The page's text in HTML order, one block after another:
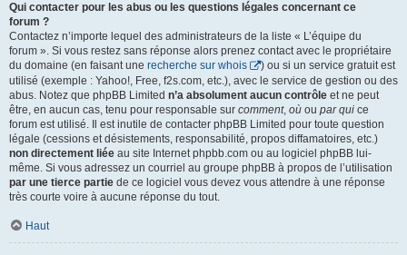
Qui contacter pour les abus ou les questions légales concernant ce
forum ?
Contactez n’importe lequel des administrateurs de la liste « L’équipe du
forum ». Si vous restez sans réponse alors prenez contact avec le propriétaire
du domaine (en faisant une recherche sur whois
) ou si un service gratuit est
utilisé (exemple : Yahoo!, Free, f2s.com, etc.), avec le service de gestion ou des
abus. Notez que phpBB Limited n’a absolument aucun contrôle et ne peut
être, en aucun cas, tenu pour responsable sur comment, où ou par qui ce
forum est utilisé. Il est inutile de contacter phpBB Limited pour toute question
légale (cessions et désistements, responsabilité, propos diffamatoires, etc.)
non directement liée au site Internet phpbb.com ou au logiciel phpBB lui-
même. Si vous adressez un courriel au groupe phpBB à propos de l’utilisation
par une tierce partie de ce logiciel vous devez vous attendre à une réponse
très courte voire à aucune réponse du tout.
Haut